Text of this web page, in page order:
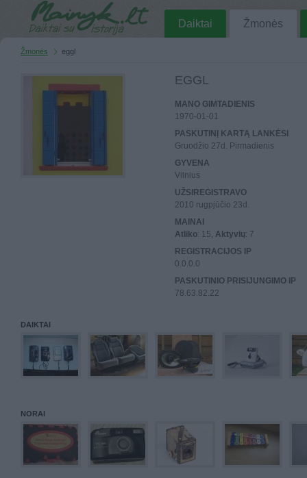
Daiktai Žmonės
Žmonės eggl
EGGL
MANO GIMTADIENIS
1970-01-01
PASKUTINĮ KARTĄ LANKĖSI
Gruodžio 27d. Pirmadienis
GYVENA
Vilnius
UŽSIREGISTRAVO
2010 rugpjūčio 23d.
MAINAI
Atliko: 15, Aktyvių: 7
REGISTRACIJOS IP
0.0.0.0
PASKUTINIO PRISIJUNGIMO IP
78.63.82.22
DAIKTAI
NORAI